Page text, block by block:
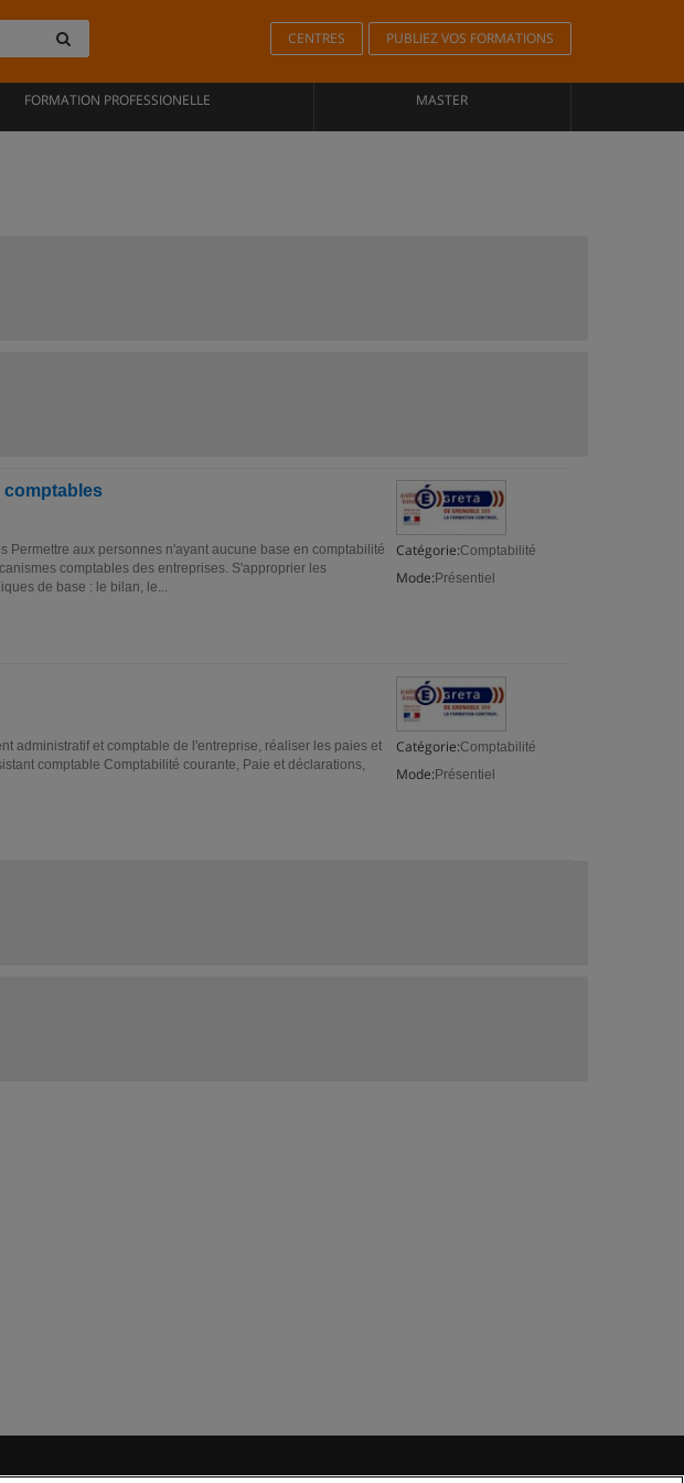
CENTRES PUBLIEZ VOS FORMATIONS
FORMATION PROFESSIONELLE MASTER
Catégorie:Comptabilité
Mode: Présentiel
Permettre aux personnes n'ayant aucune base en comptabilité
comptables des entreprises. S'approprier les
de base : le bilan, le...
Catégorie:Comptabilité
Mode: Présentiel
administratif et comptable de l'entreprise, réaliser les paies et
comptable Comptabilité courante, Paie et déclarations,